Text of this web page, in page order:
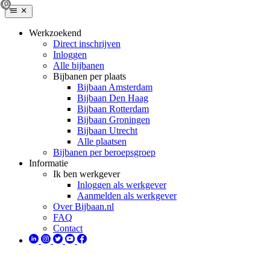
Werkzoekend
Direct inschrijven
Inloggen
Alle bijbanen
Bijbanen per plaats
Bijbaan Amsterdam
Bijbaan Den Haag
Bijbaan Rotterdam
Bijbaan Groningen
Bijbaan Utrecht
Alle plaatsen
Bijbanen per beroepsgroep
Informatie
Ik ben werkgever
Inloggen als werkgever
Aanmelden als werkgever
Over Bijbaan.nl
FAQ
Contact